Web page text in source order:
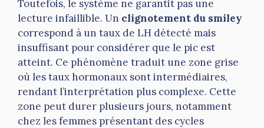
Toutefois, le système ne garantit pas une
lecture infaillible. Un clignotement du smiley
correspond à un taux de LH détecté mais
insuffisant pour considérer que le pic est
atteint. Ce phénomène traduit une zone grise
où les taux hormonaux sont intermédiaires,
rendant l’interprétation plus complexe. Cette
zone peut durer plusieurs jours, notamment
chez les femmes présentant des cycles